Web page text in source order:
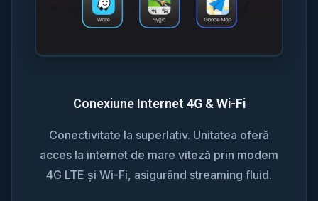
Conexiune Internet 4G & Wi-Fi
Conectivitate la superlativ. Unitatea oferă
acces la internet de mare viteză prin modem
4G LTE și Wi-Fi, asigurând streaming fluid.